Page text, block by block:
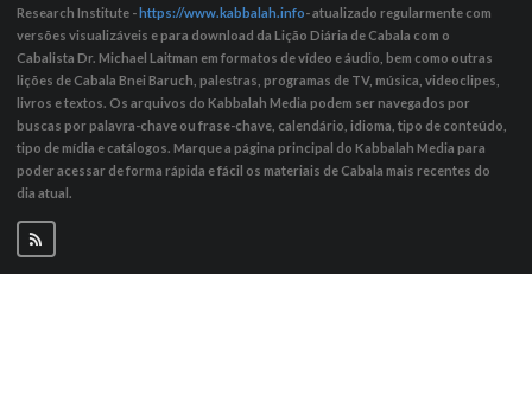
Research Institute - https://www.kabbalah.info- atualizado regularmente com
versões visualizáveis ​​e para download da Lição Diária de Cabala com o
Cabalista Dr. Michael Laitman em formatos de vídeo e áudio, bem como outras
lições de Cabala Bnei Baruch, palestras, programas de TV, música, videoclipes,
livros e textos. Os arquivos do Kabbalah Media podem ser navegados por
buscas por palavra-chave ou frase-chave, calendário, idioma, tipo de conteúdo,
tipo de mídia e catálogos. Marque a página principal do Kabbalah Media para
poder acessar de forma rápida e fácil os materiais de Cabala mais recentes do
dia atual.